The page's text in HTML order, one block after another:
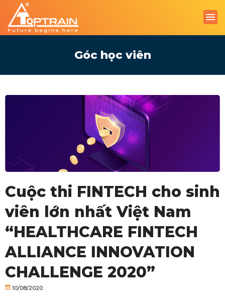
Góc học viên
Cuộc thi FINTECH cho sinh
viên lớn nhất Việt Nam
“HEALTHCARE FINTECH
ALLIANCE INNOVATION
CHALLENGE 2020”
10/08/2020